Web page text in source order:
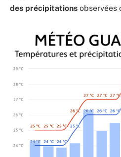
des précipitations observées